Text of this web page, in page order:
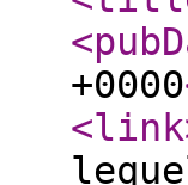
+0000
<link